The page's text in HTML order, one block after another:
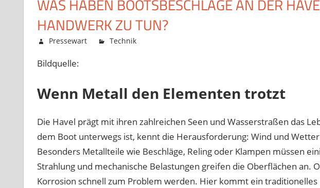
WAS HABEN BOOTSBESCHLÄGE AN DER
HANDWERK ZU TUN?
Februar 12, 2026
Pressewart Technik
an
der
mit
Berliner
Handwerk
zu
tun?
Bildquelle:
Wenn Metall den Elementen trotzt
Die Havel prägt mit ihren zahlreichen Seen und Wasserstraßen das
dem Boot unterwegs ist, kennt die Herausforderung: Wind und
Besonders Metallteile wie Beschläge, Reling oder Klampen müssen
Strahlung und mechanische Belastungen greifen die Oberflächen an.
Korrosion schnell zum Problem werden. Hier kommt ein traditionelles